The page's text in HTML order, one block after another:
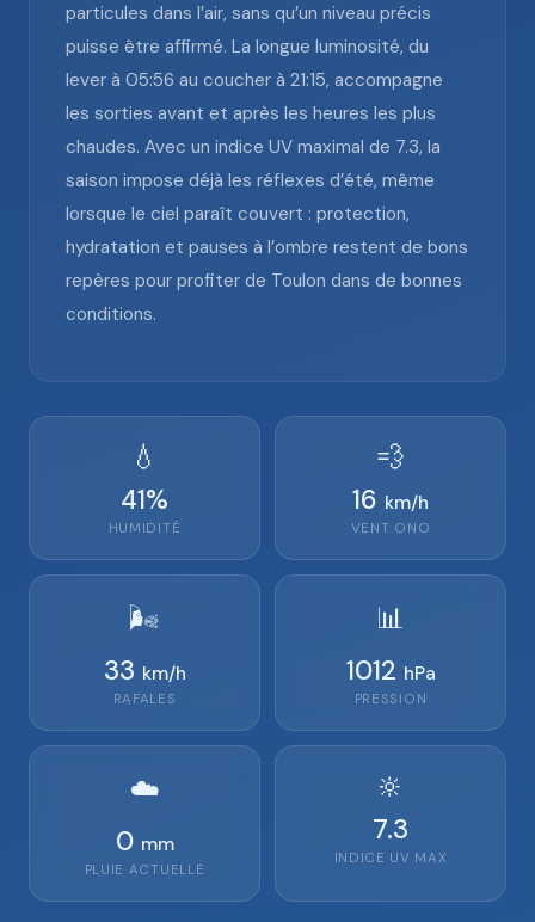
particules dans l’air, sans qu’un niveau précis
puisse être affirmé. La longue luminosité, du
lever à 05:56 au coucher à 21:15, accompagne
les sorties avant et après les heures les plus
chaudes. Avec un indice UV maximal de 7.3, la
saison impose déjà les réflexes d’été, même
lorsque le ciel paraît couvert : protection,
hydratation et pauses à l’ombre restent de bons
repères pour profiter de Toulon dans de bonnes
conditions.
💧
41%
HUMIDITÉ
💨
16 km/h
VENT ONO
🌬️
33 km/h
RAFALES
📊
1012 hPa
PRESSION
☁️
0 mm
PLUIE ACTUELLE
🔆
7.3
INDICE UV MAX